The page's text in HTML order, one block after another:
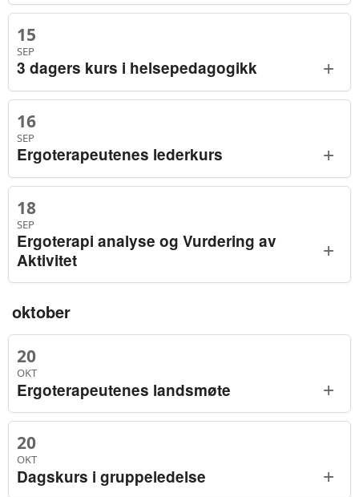
15
SEP
3 dagers kurs i helsepedagogikk +
16
SEP
Ergoterapeutenes lederkurs +
18
SEP
Ergoterapi analyse og Vurdering av
Aktivitet
+
oktober
20
OKT
Ergoterapeutenes landsmøte +
20
OKT
Dagskurs i gruppeledelse +